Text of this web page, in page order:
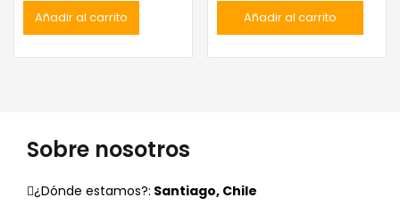
Añadir al carrito Añadir al carrito
Sobre nosotros
¿Dónde estamos?: Santiago, Chile